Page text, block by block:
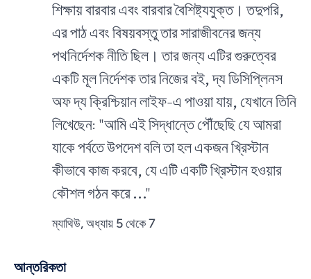
শিক্ষায় বারবার এবং বারবার বৈশিষ্ট্যযুক্ত। তদুপরি,
এর পাঠ এবং বিষয়বস্তু তার সারাজীবনের জন্য
পথনির্দেশক নীতি ছিল। তার জন্য এটির গুরুত্বের
একটি মূল নির্দেশক তার নিজের বই, দ্য ডিসিপ্লিনস
অফ দ্য ক্রিশ্চিয়ান লাইফ-এ পাওয়া যায়, যেখানে তিনি
লিখেছেন: "আমি এই সিদ্ধান্তে পৌঁছেছি যে আমরা
যাকে পর্বতে উপদেশ বলি তা হল একজন খ্রিস্টান
কীভাবে কাজ করবে, যে এটি একটি খ্রিস্টান হওয়ার
কৌশল গঠন করে ..."
ম্যাথিউ, অধ্যায় 5 থেকে 7
আন্তরিকতা